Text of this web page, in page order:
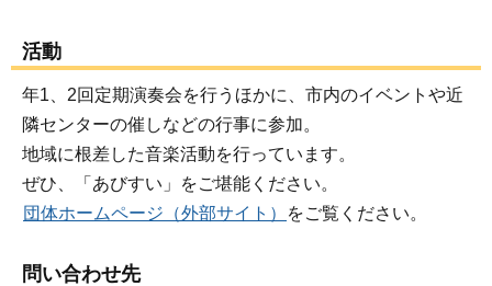
活動
年1、2回定期演奏会を行うほかに、市内のイベントや近
隣センターの催しなどの行事に参加。
地域に根差した音楽活動を行っています。
ぜひ、「あびすい」をご堪能ください。
団体ホームページ（外部サイト）
をご覧ください。
問い合わせ先